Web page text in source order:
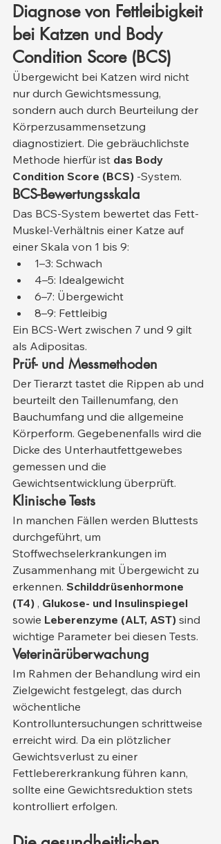
Diagnose von Fettleibigkeit
bei Katzen und Body
Condition Score (BCS)
Übergewicht bei Katzen wird nicht
nur durch Gewichtsmessung,
sondern auch durch Beurteilung der
Körperzusammensetzung
diagnostiziert. Die gebräuchlichste
Methode hierfür ist das Body
Condition Score (BCS) -System.
BCS-Bewertungsskala
Das BCS-System bewertet das Fett-
Muskel-Verhältnis einer Katze auf
einer Skala von 1 bis 9:
1–3: Schwach
4–5: Idealgewicht
6–7: Übergewicht
8–9: Fettleibig
Ein BCS-Wert zwischen 7 und 9 gilt
als Adipositas.
Prüf- und Messmethoden
Der Tierarzt tastet die Rippen ab und
beurteilt den Taillenumfang, den
Bauchumfang und die allgemeine
Körperform. Gegebenenfalls wird die
Dicke des Unterhautfettgewebes
gemessen und die
Gewichtsentwicklung überprüft.
Klinische Tests
In manchen Fällen werden Bluttests
durchgeführt, um
Stoffwechselerkrankungen im
Zusammenhang mit Übergewicht zu
erkennen. Schilddrüsenhormone
(T4) , Glukose- und Insulinspiegel
sowie Leberenzyme (ALT, AST) sind
wichtige Parameter bei diesen Tests.
Veterinärüberwachung
Im Rahmen der Behandlung wird ein
Zielgewicht festgelegt, das durch
wöchentliche
Kontrolluntersuchungen schrittweise
erreicht wird. Da ein plötzlicher
Gewichtsverlust zu einer
Fettlebererkrankung führen kann,
sollte eine Gewichtsreduktion stets
kontrolliert erfolgen.